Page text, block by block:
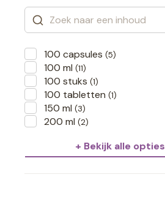
100 capsules (5)
100 ml (11)
100 stuks (1)
100 tabletten (1)
150 ml (3)
200 ml (2)
+ Bekijk alle opties